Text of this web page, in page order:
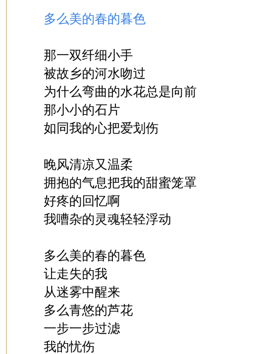
多么美的春的暮色
那一双纤细小手
被故乡的河水吻过
为什么弯曲的水花总是向前
那小小的石片
如同我的心把爱划伤
晚风清凉又温柔
拥抱的气息把我的甜蜜笼罩
好疼的回忆啊
我嘈杂的灵魂轻轻浮动
多么美的春的暮色
让走失的我
从迷雾中醒来
多么青悠的芦花
一步一步过滤
我的忧伤